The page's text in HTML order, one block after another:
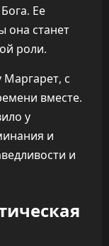
Ее
она станет
роли.
с
вместе.
у
и
и